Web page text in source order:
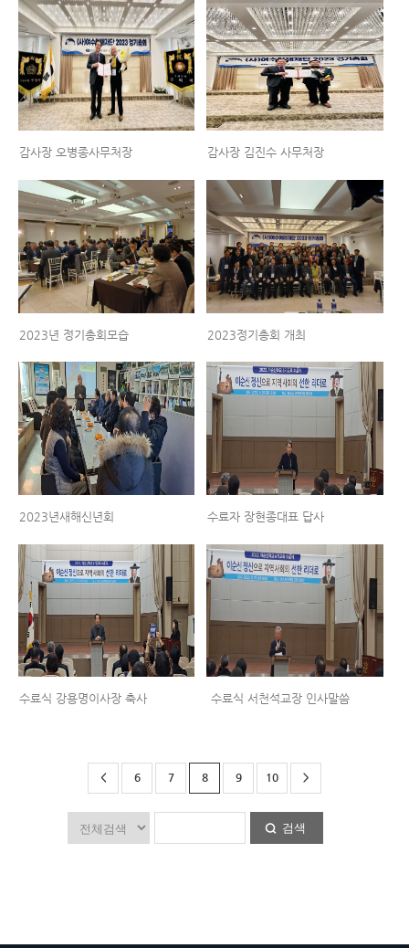
감사장 오병종사무처장 감사장 김진수 사무처장
2023년 정기총회모습 2023정기총회 개최
2023년새해신년회 수료자 장현종대표 답사
수료식 강용명이사장 축사 수료식 서천석교장 인사말씀
< 6 7 8 9 10 >
검색